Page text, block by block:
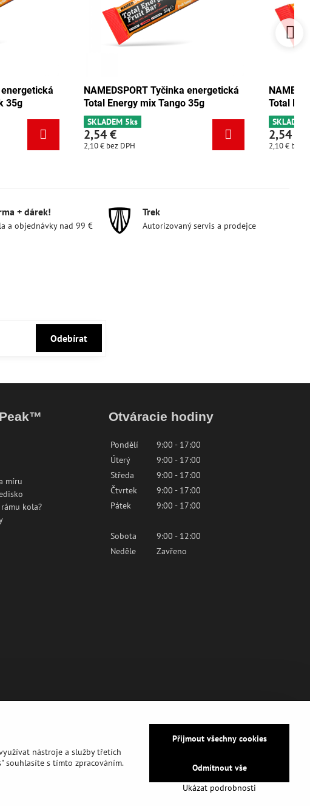
Tyčinka energetická
Tango 35g
NAMEDSPORT Tyčinka energetická
Total Energy pistácie 35g
SKLADEM 3ks
2,10 €
+ dárek!
a objednávky nad 99 €
Trek
Autorizovaný servis a prodejce
Odebírat
míru
kola?
Otváracie hodiny
Pondělí
9:00 - 17:00
Úterý
9:00 - 17:00
Středa
9:00 - 17:00
Čtvrtek
9:00 - 17:00
Pátek
9:00 - 17:00
Sobota
9:00 - 12:00
Neděle
Zavřeno
nástroje a služby třetích
souhlasíte s tímto zpracováním.
Ukázat podrobnosti
Přijmout všechny cookies
Odmítnout vše